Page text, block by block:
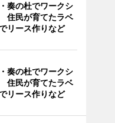
奏の杜でワークシ
住民が育てたラベ
リース作りなど
奏の杜でワークシ
住民が育てたラベ
リース作りなど